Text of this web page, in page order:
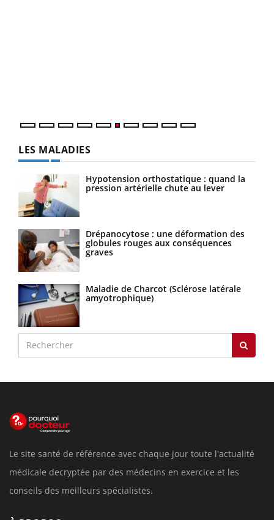
LES MALADIES
Hypotension orthostatique : quand la
pression artérielle chute au lever
Drépanocytose : une déformation des
globules rouges aux conséquences
graves
Maladie de Charcot (Sclérose latérale
amyotrophique)
Le site santé de référence avec chaque jour toute l'actualité
médicale decryptée par des médecins en exercice et les
conseils des meilleurs spécialistes.